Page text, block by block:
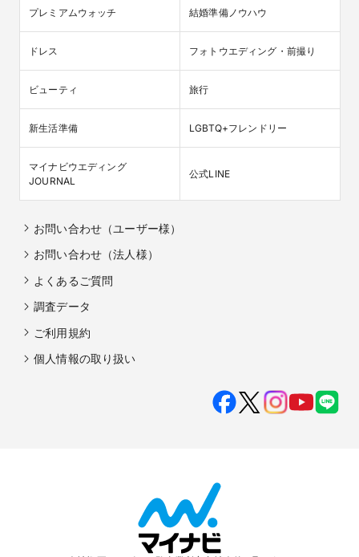
プレミアムウォッチ 結婚準備ノウハウ
ドレス フォトウエディング・前撮り
ビューティ 旅行
新生活準備 LGBTQ+フレンドリー
マイナビウエディング
JOURNAL
公式LINE
お問い合わせ（ユーザー様）
お問い合わせ（法人様）
よくあるご質問
調査データ
ご利用規約
個人情報の取り扱い